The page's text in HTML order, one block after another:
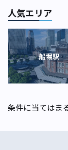
人気エリア
船堀駅
条件に当てはま